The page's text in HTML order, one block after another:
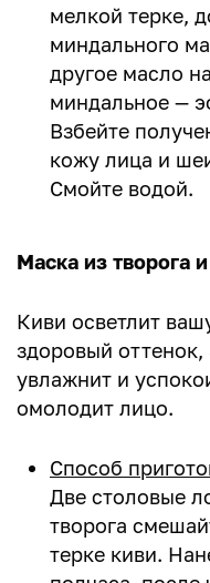
мелкой терке,
миндального
другое масло
миндальное —
Взбейте
кожу лица и
Смойте водой.
Маска из творога
Киви осветлит
здоровый оттенок,
увлажнит и
омолодит лицо.
Способ
Две столовые
творога
терке киви.